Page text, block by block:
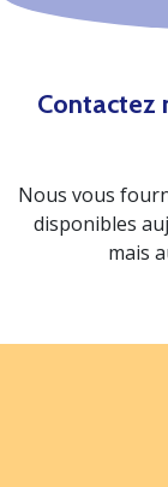
Contactez
Nous vous
disponibles
mais